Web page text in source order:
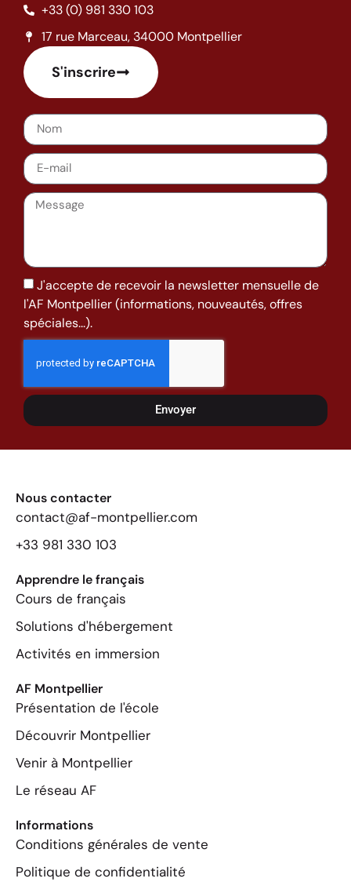
+33 (0) 981 330 103
17 rue Marceau, 34000 Montpellier
S'inscrire
J'accepte de recevoir la newsletter mensuelle de
l'AF Montpellier (informations, nouveautés, offres
spéciales...).
Envoyer
Nous contacter
contact@af-montpellier.com
+33 981 330 103
Apprendre le français
Cours de français
Solutions d'hébergement
Activités en immersion
AF Montpellier
Présentation de l'école
Découvrir Montpellier
Venir à Montpellier
Le réseau AF
Informations
Conditions générales de vente
Politique de confidentialité